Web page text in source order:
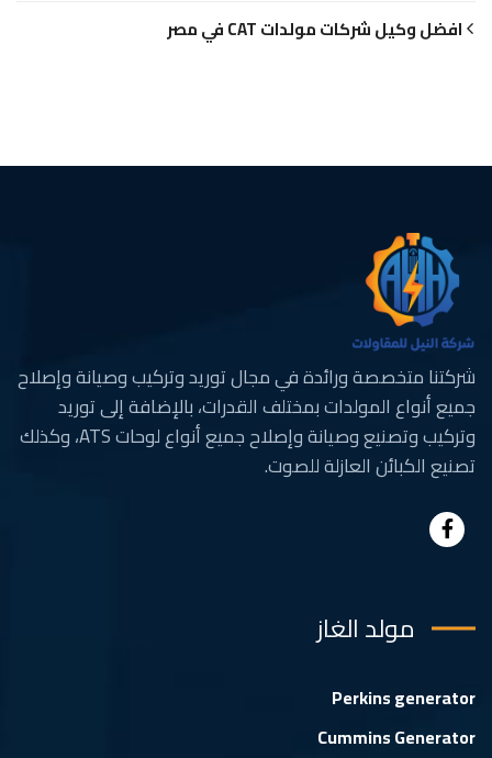
افضل وكيل شركات مولدات CAT في مصر
شركتنا متخصصة ورائدة في مجال توريد وتركيب وصيانة وإصلاح
جميع أنواع المولدات بمختلف القدرات، بالإضافة إلى توريد
وتركيب وتصنيع وصيانة وإصلاح جميع أنواع لوحات ATS، وكذلك
تصنيع الكبائن العازلة للصوت.
مولد الغاز
Perkins generator
Cummins Generator